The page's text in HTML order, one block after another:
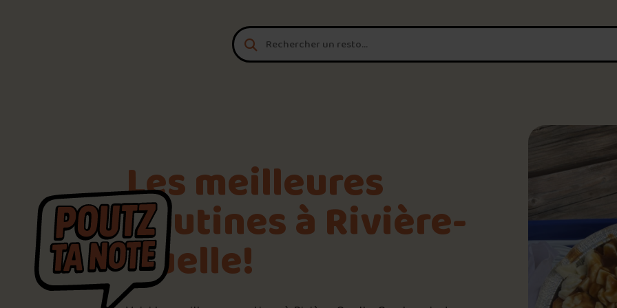
T'es un vrai
Connecte-toipour POUTZ ta
Noter une poutine!
Trouve une POUTZ sur la
Palmarès des
Les meilleures
poutines à Rivière-
Ouelle!
📸 Crédit photo : Sebastien Michaud